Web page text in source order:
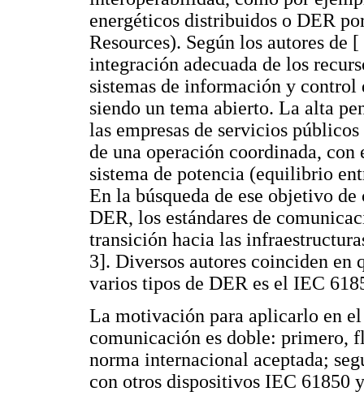
energéticos distribuidos o DER
Resources). Según los autores
integración adecuada de los
sistemas de información y control
siendo un tema abierto. La alta
las empresas de servicios
de una operación coordinada,
sistema de potencia (equilibrio
En la búsqueda de ese objetivo
DER, los estándares de
transición hacia las
3]. Diversos autores coinciden en
varios tipos de DER es el IEC
La motivación para aplicarlo en el
comunicación es doble: primero,
norma internacional aceptada;
con otros dispositivos IEC 61850